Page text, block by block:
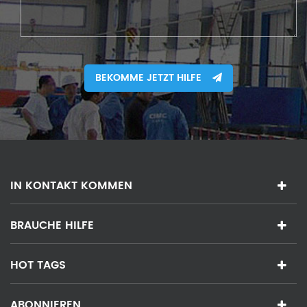
BEKOMME JETZT HILFE
IN KONTAKT KOMMEN
BRAUCHE HILFE
HOT TAGS